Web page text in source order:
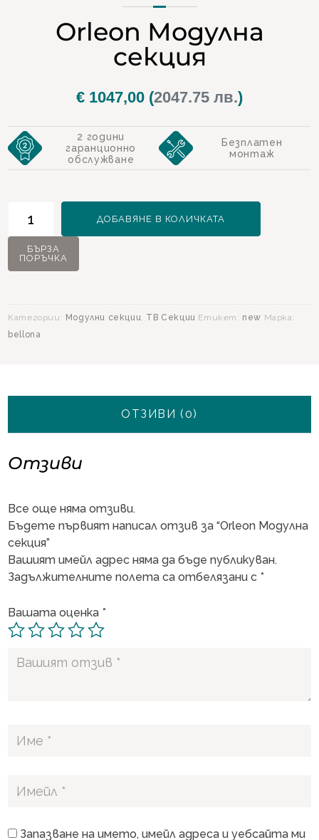
Orleon Модулна
секция
€ 1047,00 (2047.75 лв.)
2 години
гаранционно
обслужване
Безплатен
монтаж
Orleon
Модулна
ДОБАВЯНЕ В КОЛИЧКАТА
БЪРЗА
ПОРЪЧКА
Категории: Модулни секции, ТВ Секции Етикет: new Марка:
bellona
ОТЗИВИ (0)
Отзиви
Все още няма отзиви.
Бъдете първият написал отзив за “Orleon Модулна
секция”
Вашият имейл адрес няма да бъде публикуван.
Задължителните полета са отбелязани с *
Вашата оценка *
Запазване на името, имейл адреса и уебсайта ми